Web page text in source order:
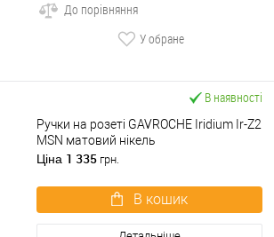
До порівняння
У обране
В наявності
Ручки на розеті GAVROCHE Iridium Ir-Z2
MSN матовий нікель
Ціна 1 335 грн.
В кошик